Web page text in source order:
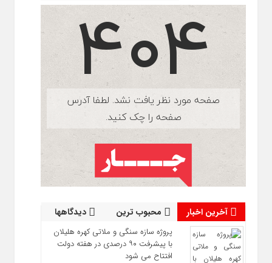
آخرین اخبار محبوب ترین دیدگاهها
پروژه سازه سنگی و ملاتی کهره هلیلان
با پیشرفت ۹۰ درصدی در هفته دولت
افتتاح می شود